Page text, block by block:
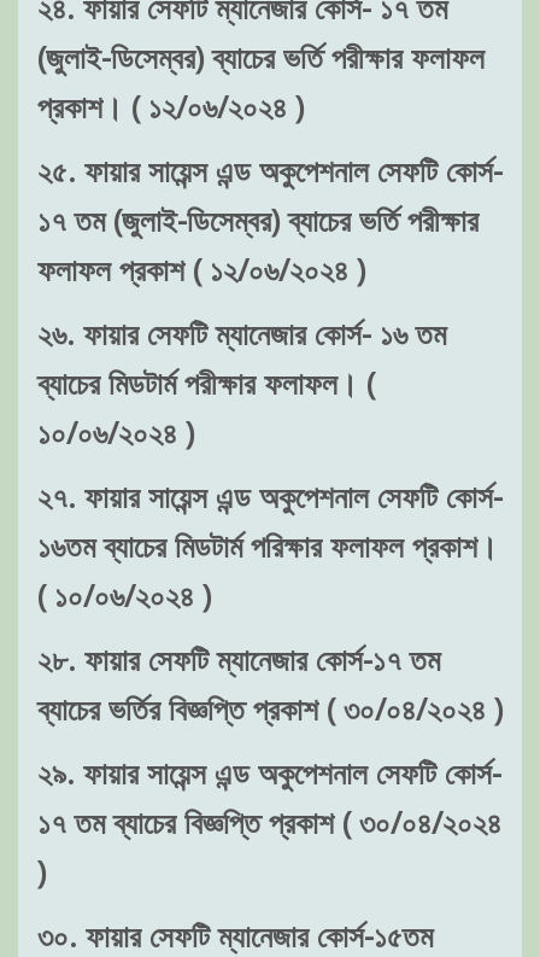
(জুলাই-ডিসেম্বর) ব্যাচের ভর্তি পরীক্ষার ফলাফল
প্রকাশ। ( ১২/০৬/২০২৪ )
২৫. ফায়ার সায়েন্স এন্ড অকুপেশনাল সেফটি কোর্স-
১৭ তম (জুলাই-ডিসেম্বর) ব্যাচের ভর্তি পরীক্ষার
ফলাফল প্রকাশ ( ১২/০৬/২০২৪ )
২৬. ফায়ার সেফটি ম্যানেজার কোর্স- ১৬ তম
ব্যাচের মিডটার্ম পরীক্ষার ফলাফল। (
১০/০৬/২০২৪ )
২৭. ফায়ার সায়েন্স এন্ড অকুপেশনাল সেফটি কোর্স-
১৬তম ব্যাচের মিডটার্ম পরিক্ষার ফলাফল প্রকাশ।
( ১০/০৬/২০২৪ )
২৮. ফায়ার সেফটি ম্যানেজার কোর্স-১৭ তম
ব্যাচের ভর্তির বিজ্ঞপ্তি প্রকাশ ( ৩০/০৪/২০২৪ )
২৯. ফায়ার সায়েন্স এন্ড অকুপেশনাল সেফটি কোর্স-
১৭ তম ব্যাচের বিজ্ঞপ্তি প্রকাশ ( ৩০/০৪/২০২৪
)
৩০. ফায়ার সেফটি ম্যানেজার কোর্স-১৫তম